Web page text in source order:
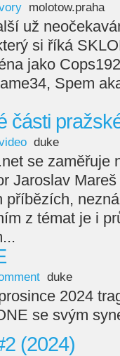
molotow.praha
už
si říká
jako
Spem
části
duke
se zaměřuje
Jaroslav
příbězích,
z témat je i
duke
2024
se svým
(2024)